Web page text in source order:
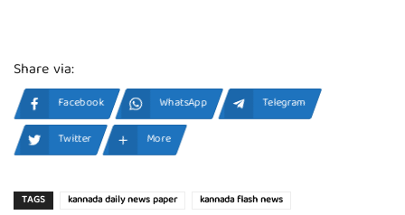
Share via:
Facebook WhatsApp
Telegram
Twitter
More
TAGS kannada daily news paper
kannada flash news